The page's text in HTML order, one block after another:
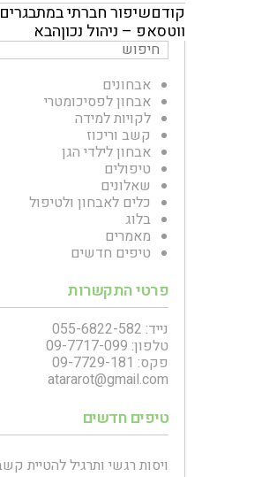
קודםשיפור חברתי במתבגרים
ווטסאפ – ניהול נכוןהבא
אבחונים
אבחון לפסיכומטרי
לקויות למידה
קשב וריכוז
אבחון לילדי הגן
טיפולים
שאלונים
כלים לאבחון ולטיפול
בלוג
מאמרים
טיפים חדשים
פרטי התקשרות
נייד: 055-6822-582
טלפון: 09-7717-099
פקס: 09-7729-181
atararot@gmail.com
טיפים חדשים
ויסות רגשי ותרגיל להטיית